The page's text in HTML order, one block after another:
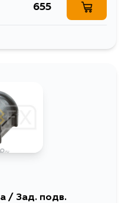
655
655
/ Зад. подв.